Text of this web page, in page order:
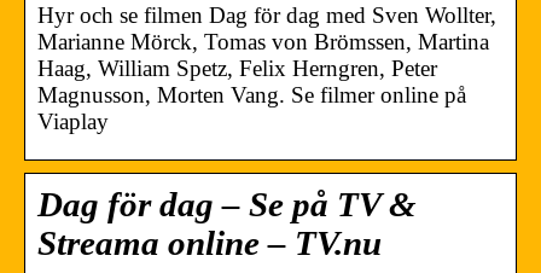
Hyr och se filmen Dag för dag med Sven Wollter,
Marianne Mörck, Tomas von Brömssen, Martina
Haag, William Spetz, Felix Herngren, Peter
Magnusson, Morten Vang. Se filmer online på
Viaplay
Dag för dag – Se på TV &
Streama online – TV.nu